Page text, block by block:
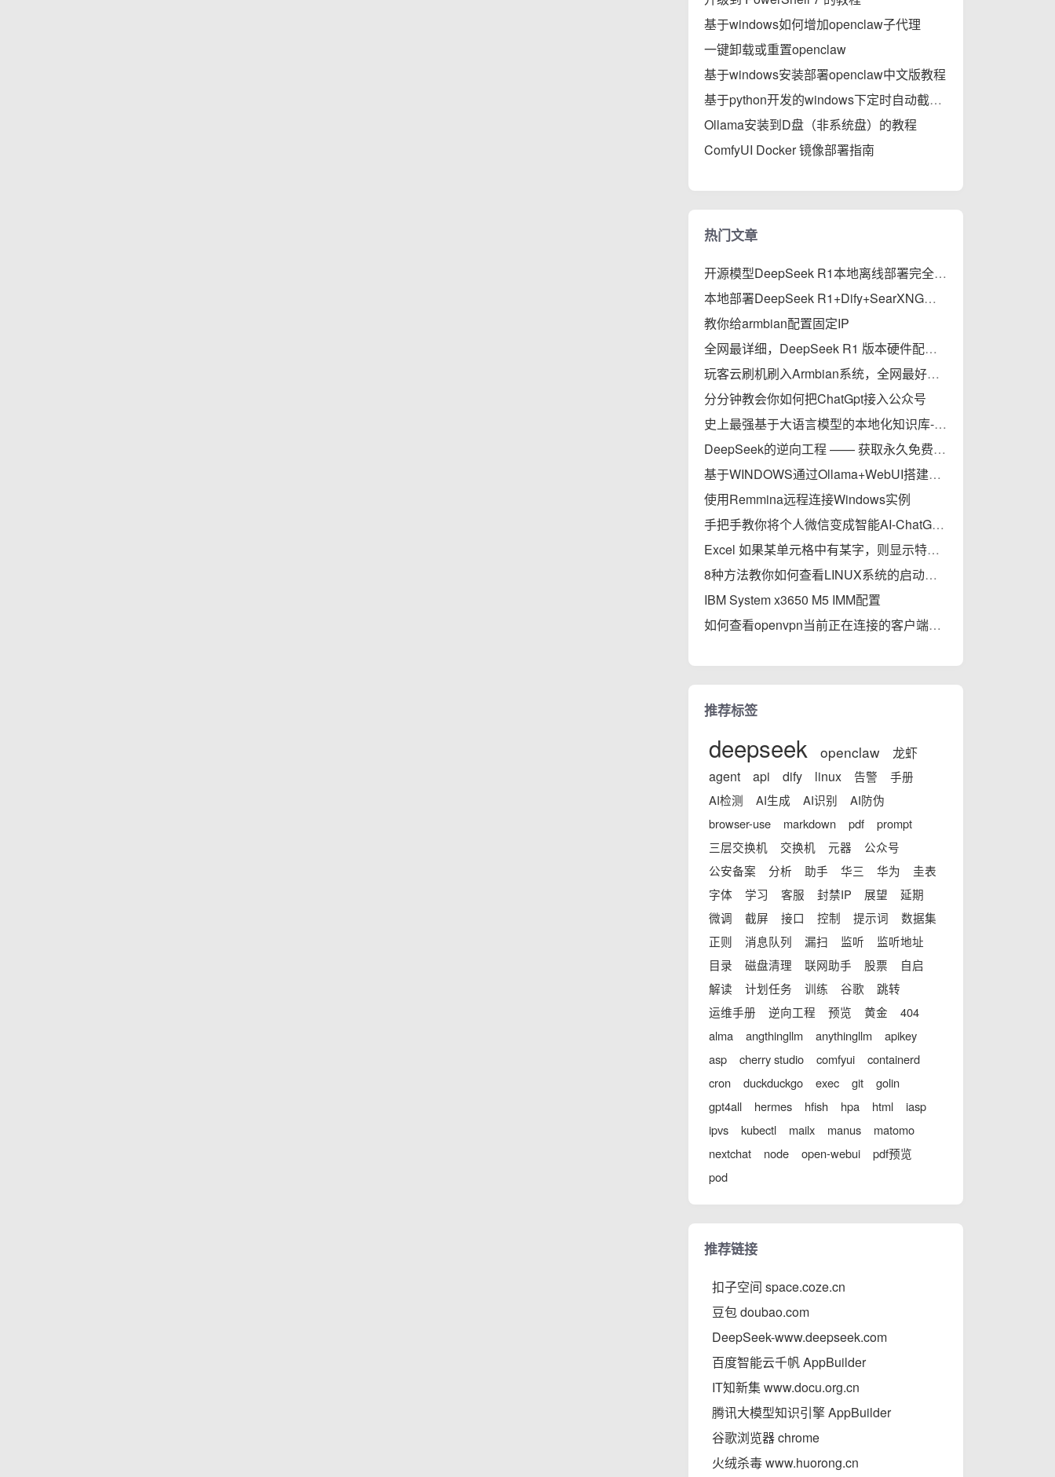
基于windows如何增加openclaw子代理
一键卸载或重置openclaw
基于windows安装部署openclaw中文版教程
基于python开发的windows下定时自动截屏工具
Ollama安装到D盘（非系统盘）的教程
ComfyUI Docker 镜像部署指南
热门文章
开源模型DeepSeek R1本地离线部署完全指南
本地部署DeepSeek R1+Dify+SearXNG，支持私有知识库、智能体、联网搜索的保姆级教程
教你给armbian配置固定IP
全网最详细，DeepSeek R1 版本硬件配置与性能对比
玩客云刷机刷入Armbian系统，全网最好使教程
分分钟教会你如何把ChatGpt接入公众号
史上最强基于大语言模型的本地化知识库-MaxKB部署实践完全指南
DeepSeek的逆向工程 —— 获取永久免费的API
基于WINDOWS通过Ollama+WebUI搭建轻量级大模型本地知识库
使用Remmina远程连接Windows实例
手把手教你将个人微信变成智能AI-ChatGPT，秒变专家
Excel 如果某单元格中有某字，则显示特定字符
8种方法教你如何查看LINUX系统的启动时间（开机后的运行时间）
IBM System x3650 M5 IMM配置
如何查看openvpn当前正在连接的客户端信息
推荐标签
deepseek openclaw
龙虾
agent
api dify linux 告警
手册
AI检测
AI生成 AI识别
AI防伪
browser-use
markdown pdf
prompt
三层交换机
交换机 元器
公众号
公安备案
分析 助手 华三 华为
圭表
字体
学习 客服 封禁IP 展望
延期
微调
截屏 接口 控制 提示词
数据集
正则
消息队列 漏扫 监听
监听地址
目录
磁盘清理 联网助手 股票
自启
解读
计划任务 训练 谷歌
跳转
运维手册
逆向工程 预览 黄金
404
alma
angthingllm anythingllm
apikey
asp
cherry studio comfyui
containerd
cron
duckduckgo exec git
golin
gpt4all
hermes hfish hpa html
iasp
ipvs
kubectl mailx manus
matomo
nextchat
node open-webui
pdf预览
pod
推荐链接
扣子空间 space.coze.cn
豆包 doubao.com
DeepSeek-www.deepseek.com
百度智能云千帆 AppBuilder
IT知新集 www.docu.org.cn
腾讯大模型知识引擎 AppBuilder
谷歌浏览器 chrome
火绒杀毒 www.huorong.cn